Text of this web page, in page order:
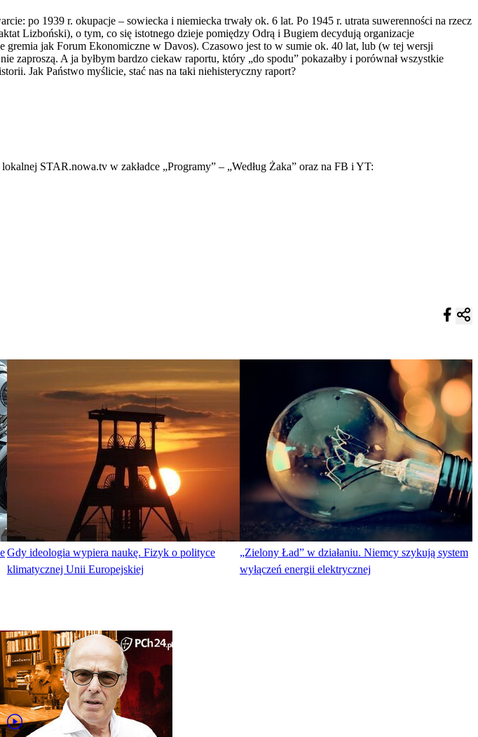
po 1939 r. okupacje – sowiecka i niemiecka trwały ok. 6 lat. Po 1945 r. utrata suwerenności na rzecz
Lizboński), o tym, co się istotnego dzieje pomiędzy Odrą i Bugiem decydują organizacje
jak Forum Ekonomiczne w Davos). Czasowo jest to w sumie ok. 40 lat, lub (w tej wersji
A ja byłbym bardzo ciekaw raportu, który „do spodu” pokazałby i porównał wszystkie
Jak Państwo myślicie, stać nas na taki niehisteryczny raport?
STAR.nowa.tv w zakładce „Programy” – „Według Żaka” oraz na FB i YT:
Gdy ideologia wypiera naukę. Fizyk o polityce
klimatycznej Unii Europejskiej
„Zielony Ład” w działaniu. Niemcy szykują system
wyłączeń energii elektrycznej